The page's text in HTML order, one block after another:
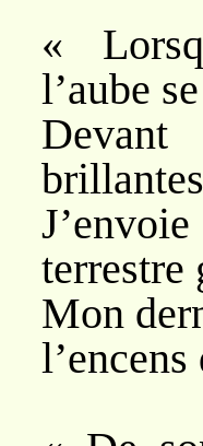
«
l’aube
terrestre
Mon